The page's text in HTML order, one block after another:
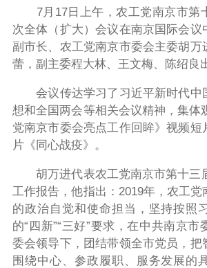
7月 17日上午，农工党南京市第
次全体（扩大）会议在南京国际会议
副市长、农工党南京市委会主委胡万
蕾，副主委程大林、王文梅、陈绍良
会议传达学习了习近平新时代中
想和全国两会等相关会议精神，集体
党南京市委会亮点工作回眸》视频短
片《同心战疫》。
胡万进代表农工党南京市第十三
工作报告，他指出： 2019年，农工党
的政治自觉和使命担当， 坚持按照
的“四新”“三好”要求，在中共南京
委会领导下， 团结带领全市党员，把
围绕中心、参政履职、服务发展的